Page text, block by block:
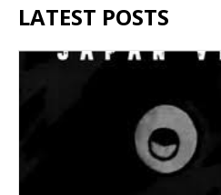
LATEST POSTS